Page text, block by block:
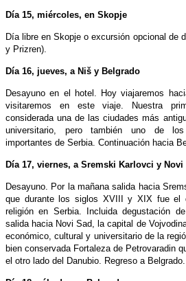
Día 15, miércoles, en Skopje
Día libre en Skopje o excursión opcional de
y Prizren).
Día 16, jueves, a Niš y Belgrado
Desayuno en el hotel. Hoy viajaremos
visitaremos en este viaje. Nuestra
considerada una de las ciudades más
universitario, pero también uno de
importantes de Serbia. Continuación hacia
Día 17, viernes, a Sremski Karlovci y Novi
Desayuno. Por la mañana salida hacia
que durante los siglos XVIII y XIX fue el
religión en Serbia. Incluida degustación
salida hacia Novi Sad, la capital de
económico, cultural y universitario de la
bien conservada Fortaleza de Petrovaradin
el otro lado del Danubio. Regreso a Belgrado.